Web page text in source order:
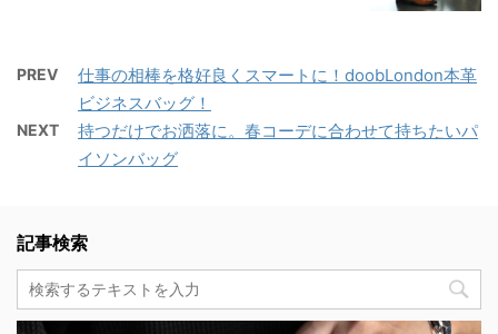
PREV
仕事の相棒を格好良くスマートに！doobLondon本革
ビジネスバッグ！
NEXT
持つだけでお洒落に。春コーデに合わせて持ちたいパ
イソンバッグ
記事検索